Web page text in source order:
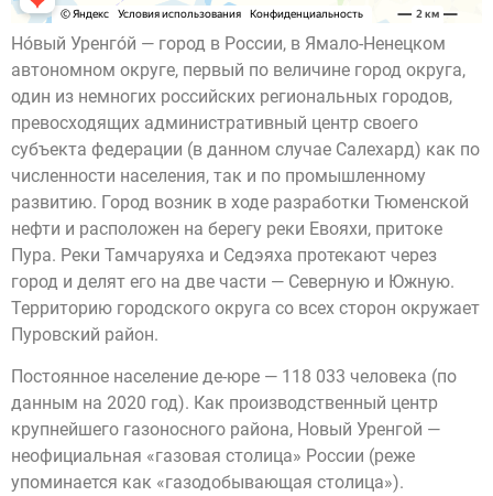
Но́вый Уренго́й — город в России, в Ямало-Ненецком
автономном округе, первый по величине город округа,
один из немногих российских региональных городов,
превосходящих административный центр своего
субъекта федерации (в данном случае Салехард) как по
численности населения, так и по промышленному
развитию. Город возник в ходе разработки Тюменской
нефти и расположен на берегу реки Евояхи, притоке
Пура. Реки Тамчаруяха и Седэяха протекают через
город и делят его на две части — Северную и Южную.
Территорию городского округа со всех сторон окружает
Пуровский район.
Постоянное население де-юре — 118 033 человека (по
данным на 2020 год). Как производственный центр
крупнейшего газоносного района, Новый Уренгой —
неофициальная «газовая столица» России (реже
упоминается как «газодобывающая столица»).